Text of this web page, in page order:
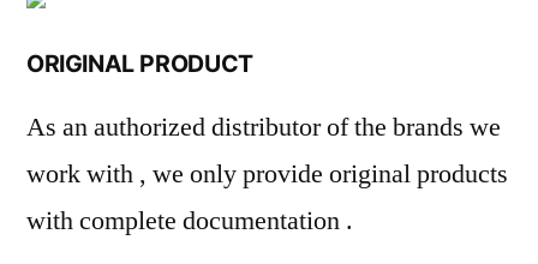
ORIGINAL PRODUCT
As an authorized distributor of the brands we
work with , we only provide original products
with complete documentation .